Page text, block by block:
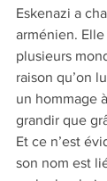
Eskenazi a
arménien.
plusieurs
raison qu’on
un hommage
grandir que
Et ce n’est
son nom est